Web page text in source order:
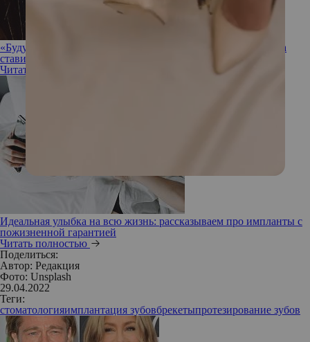
«Буду с железом года два ходить»: Алена Водонаева решила
ставить брекеты
Читать полностью
Идеальная улыбка на всю жизнь: рассказываем про импланты с
пожизненной гарантией
Читать полностью
Поделиться:
Автор: Редакция
Фото: Unsplash
29.04.2022
Теги:
стоматологияимплантация зубовбрекетыпротезирование зубов